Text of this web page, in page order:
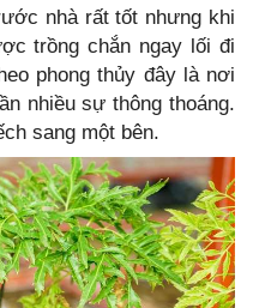
nhà rất tốt nhưng khi
trồng chắn ngay lối đi
phong thủy đây là nơi
nhiều sự thông thoáng.
sang một bên.